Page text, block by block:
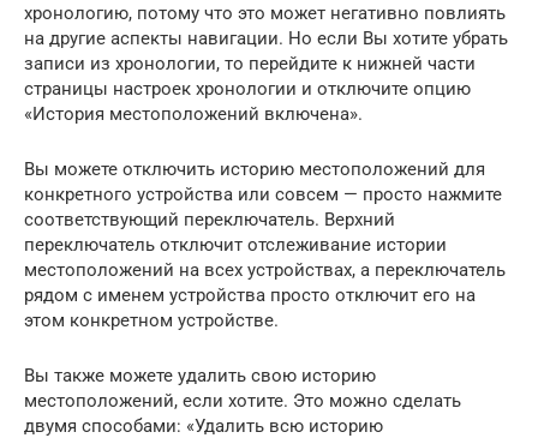
хронологию, потому что это может негативно повлиять
на другие аспекты навигации. Но если Вы хотите убрать
записи из хронологии, то перейдите к нижней части
страницы настроек хронологии и отключите опцию
«История местоположений включена».
Вы можете отключить историю местоположений для
конкретного устройства или совсем — просто нажмите
соответствующий переключатель. Верхний
переключатель отключит отслеживание истории
местоположений на всех устройствах, а переключатель
рядом с именем устройства просто отключит его на
этом конкретном устройстве.
Вы также можете удалить свою историю
местоположений, если хотите. Это можно сделать
двумя способами: «Удалить всю историю